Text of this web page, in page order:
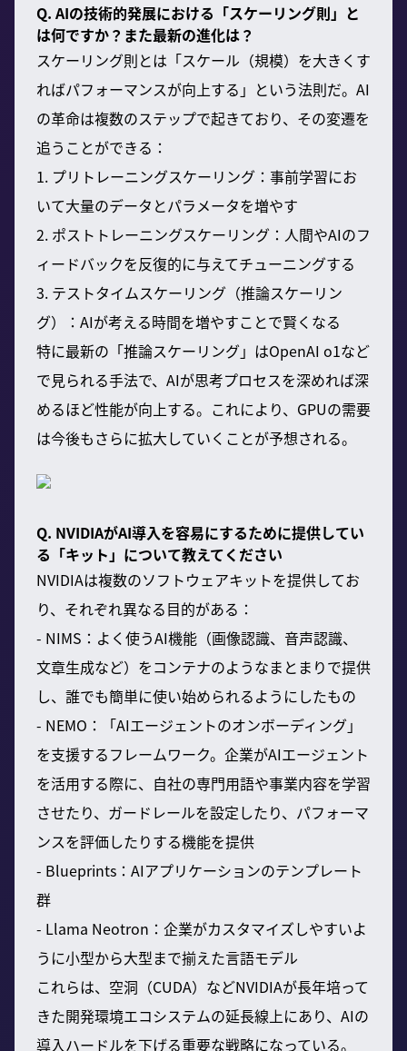
Q. AIの技術的発展における「スケーリング則」と
は何ですか？また最新の進化は？
スケーリング則とは「スケール（規模）を大きくす
ればパフォーマンスが向上する」という法則だ。AI
の革命は複数のステップで起きており、その変遷を
追うことができる：
1. プリトレーニングスケーリング：事前学習にお
いて大量のデータとパラメータを増やす
2. ポストトレーニングスケーリング：人間やAIのフ
ィードバックを反復的に与えてチューニングする
3. テストタイムスケーリング（推論スケーリン
グ）：AIが考える時間を増やすことで賢くなる
特に最新の「推論スケーリング」はOpenAI o1など
で見られる手法で、AIが思考プロセスを深めれば深
めるほど性能が向上する。これにより、GPUの需要
は今後もさらに拡大していくことが予想される。
Q. NVIDIAがAI導入を容易にするために提供してい
る「キット」について教えてください
NVIDIAは複数のソフトウェアキットを提供してお
り、それぞれ異なる目的がある：
- NIMS：よく使うAI機能（画像認識、音声認識、
文章生成など）をコンテナのようなまとまりで提供
し、誰でも簡単に使い始められるようにしたもの
- NEMO：「AIエージェントのオンボーディング」
を支援するフレームワーク。企業がAIエージェント
を活用する際に、自社の専門用語や事業内容を学習
させたり、ガードレールを設定したり、パフォーマ
ンスを評価したりする機能を提供
- Blueprints：AIアプリケーションのテンプレート
群
- Llama Neotron：企業がカスタマイズしやすいよ
うに小型から大型まで揃えた言語モデル
これらは、空洞（CUDA）などNVIDIAが長年培って
きた開発環境エコシステムの延長線上にあり、AIの
導入ハードルを下げる重要な戦略になっている。